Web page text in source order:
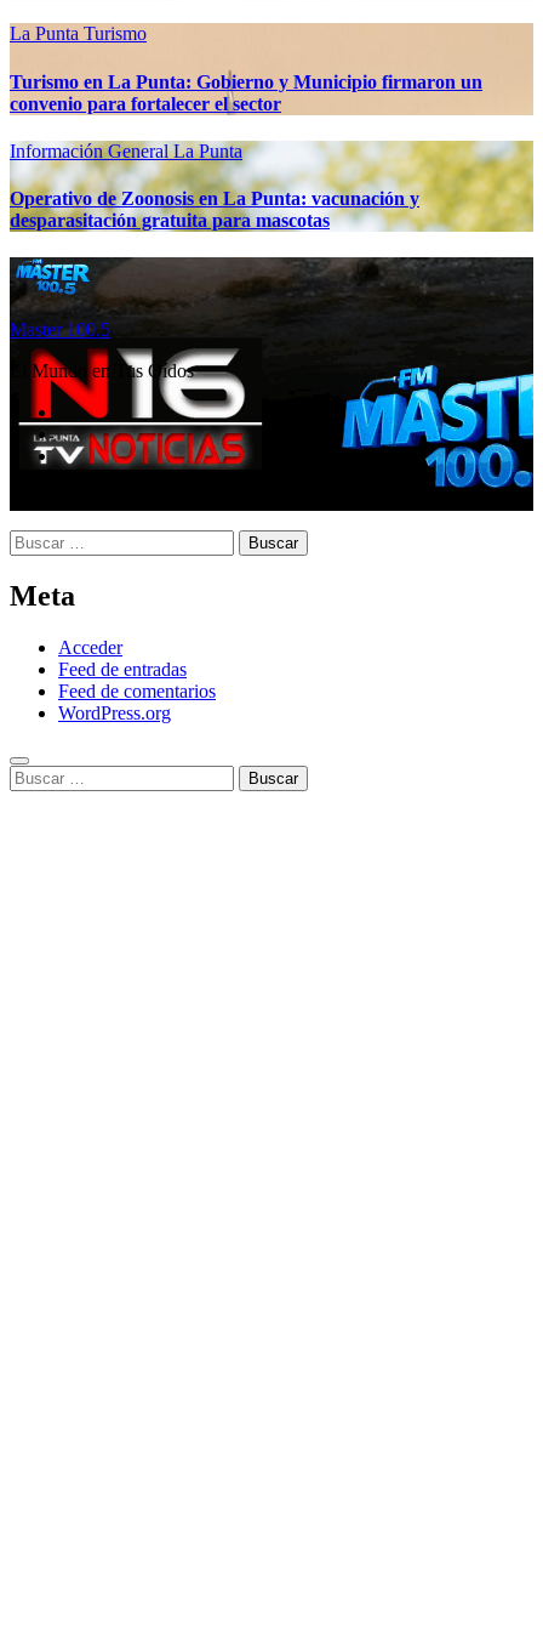
La Punta Turismo
Turismo en La Punta: Gobierno y Municipio firmaron un
convenio para fortalecer el sector
Información GeneralLa Punta
Operativo de Zoonosis en La Punta: vacunación y
desparasitación gratuita para mascotas
Master 100.5
El Mundo en Tus Oídos
Buscar:
Meta
Acceder
Feed de entradas
Feed de comentarios
WordPress.org
Buscar: